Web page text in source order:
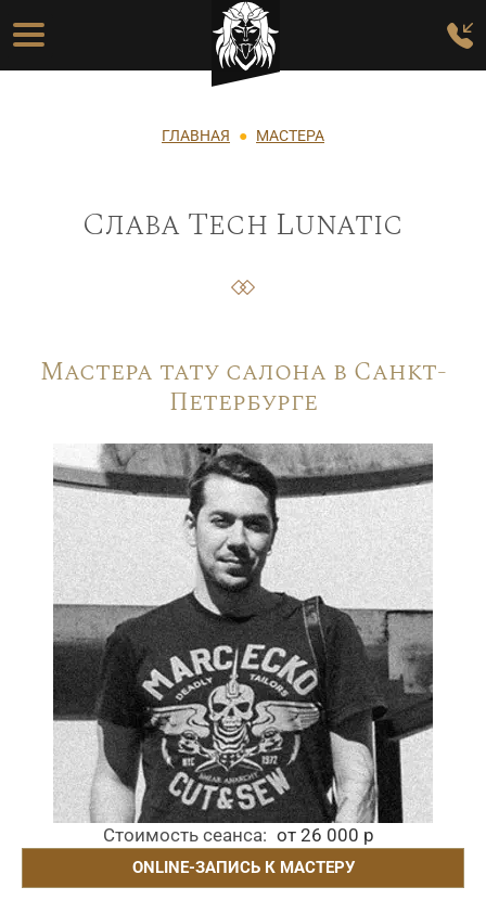
Перейти к основному содержанию
Основная навигация
Строка навигации
ГЛАВНАЯ МАСТЕРА
Слава Tech Lunatic
Мастера тату салона в Санкт-
Петербурге
Стоимость сеанса от 26 000 р
ONLINE-ЗАПИСЬ К МАСТЕРУ